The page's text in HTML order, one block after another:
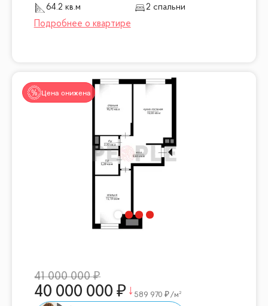
64.2 кв.м 2 спальни
Цена снижена
41 000 000
40 000 000 589 970 /м²